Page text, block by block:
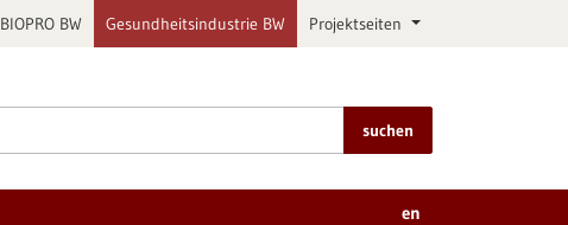
BIOPRO BW Gesundheitsindustrie BW Projektseiten
suchen
en